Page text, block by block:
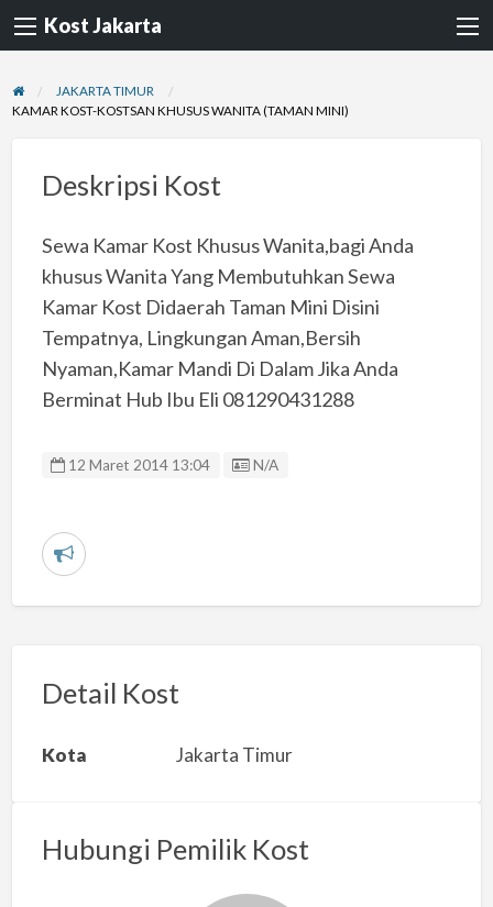
Kost Jakarta
JAKARTA TIMUR
KAMAR KOST-KOSTSAN KHUSUS WANITA (TAMAN MINI)
Deskripsi Kost
Sewa Kamar Kost Khusus Wanita,bagi Anda
khusus Wanita Yang Membutuhkan Sewa
Kamar Kost Didaerah Taman Mini Disini
Tempatnya, Lingkungan Aman,Bersih
Nyaman,Kamar Mandi Di Dalam Jika Anda
Berminat Hub Ibu Eli 081290431288
12 Maret 2014 13:04 Listing ID
N/A
L
r
a
s
Detail Kost
Kota Jakarta Timur
Hubungi Pemilik Kost